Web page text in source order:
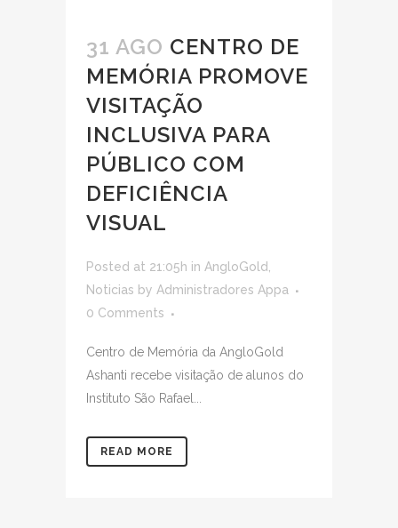
31 AGO CENTRO DE
MEMÓRIA PROMOVE
VISITAÇÃO
INCLUSIVA PARA
PÚBLICO COM
DEFICIÊNCIA
VISUAL
Posted at 21:05h in AngloGold
Noticias by Administradores Appa
0 Comments
Centro de Memória da AngloGold
Ashanti recebe visitação de alunos do
Instituto São Rafael...
READ MORE